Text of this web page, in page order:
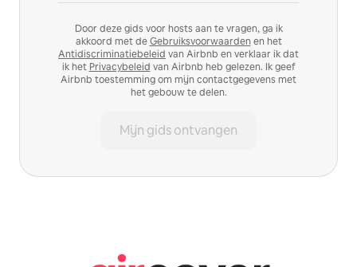
Door deze gids voor hosts aan te vragen, ga ik
akkoord met deGebruiksvoorwaarden en het
Antidiscriminatiebeleid van Airbnb en verklaar ik dat
ik het Privacybeleid van Airbnb heb gelezen. Ik geef
Airbnb toestemming om mijn contactgegevens met
het gebouw te delen.
Mijn gids ontvangen